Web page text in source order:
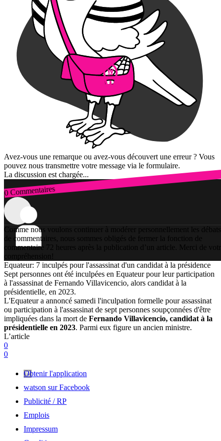
Avez-vous une remarque ou avez-vous découvert une erreur ? Vous
pouvez nous transmettre votre message via le formulaire.
La discussion est chargée...
0 Commentaires
Connexion
Comme nous voulons continuer à modérer personnellement les débats
de commentaires, nous sommes obligés de fermer la fonction de
commentaire 72 heures après la publication d’un article. Merci de
compréhension!
Equateur: 7 inculpés pour l'assassinat d'un candidat à la présidence
Sept personnes ont été inculpées en Equateur pour leur participation
à l'assassinat de Fernando Villavicencio, alors candidat à la
présidentielle, en 2023.
L'Equateur a annoncé samedi l'inculpation formelle pour assassinat
ou participation à l'assassinat de sept personnes soupçonnées d'être
impliquées dans la mort de Fernando Villavicencio, candidat à la
présidentielle en 2023. Parmi eux figure un ancien ministre.
L’article
0
0
Obtenir l'application
watson sur Facebook
Publicité / RP
Emplois
Impressum